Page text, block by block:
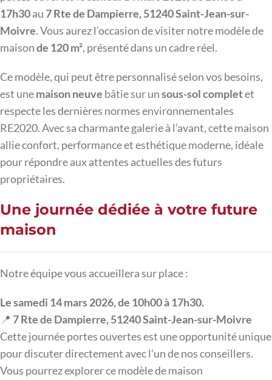
17h30au 7 Rte de Dampierre, 51240 Saint-Jean-sur-
Moivre. Vous aurez l’occasion de visiter notre modèle de
maisonde 120 m², présenté dans un cadre réel.
Ce modèle, qui peut être personnalisé selon vos besoins,
est unemaison neuve bâtie sur unsous-sol completet
respecte les dernières normes environnementales
RE2020. Avec sa charmante galerie à l’avant, cette maison
allie confort, performance et esthétique moderne, idéale
pour répondre aux attentes actuelles des futurs
propriétaires.
Une journée dédiée à votre future
maison
Notre équipe vous accueillera sur place :
Le samedi 14 mars 2026, de 10h00 à 17h30.
📍 7 Rte de Dampierre, 51240 Saint-Jean-sur-Moivre
Cette journée portes ouvertes est une opportunité unique
pour discuter directement avec l’un de nos conseillers.
Vous pourrez explorer ce modèle de maison